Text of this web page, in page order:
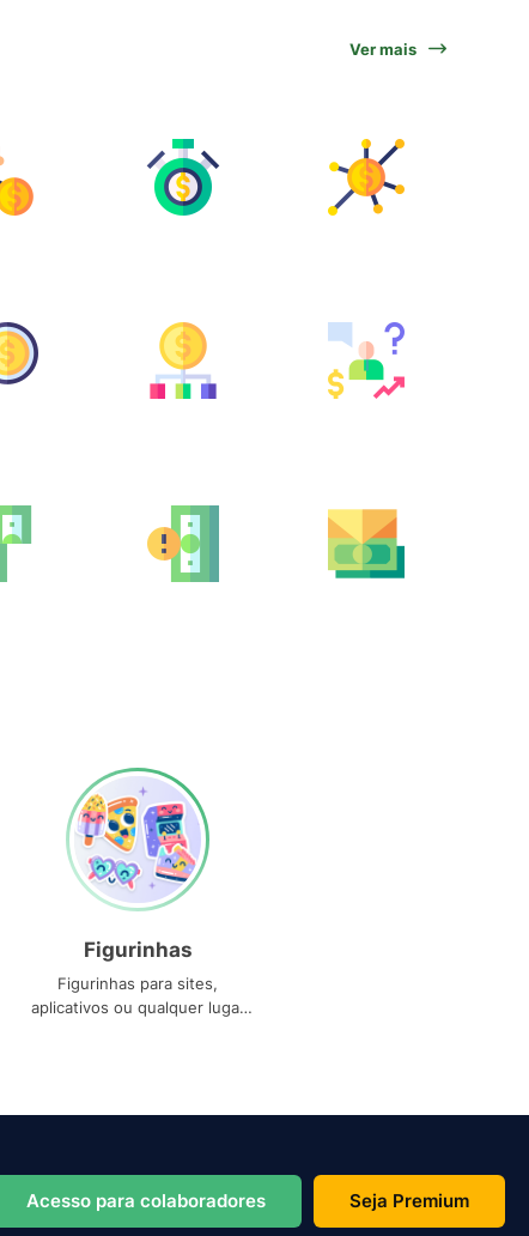
Ver mais
Figurinhas
Figurinhas para sites,
aplicativos ou qualquer lugar
Acesso para colaboradores Seja Premium